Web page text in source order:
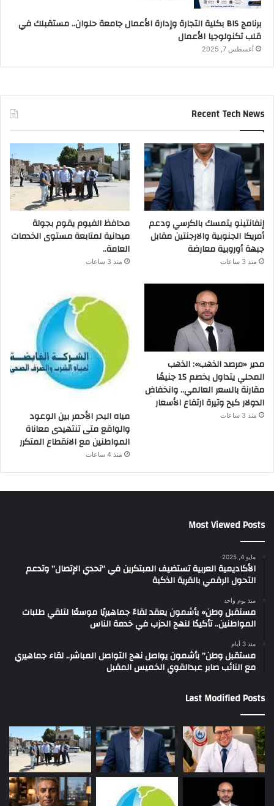
برنامج BIS بكلية التجارة وإدارة الأعمال جامعة حلوان.. مستقبلك في
قلب تكنولوجيا الأعمال
أغسطس 7, 2025
Recent Tech News
إنفانتينو يتمسك بالكرسي ودعم
أمريكا الجنوبية والارجنتين مقابل
جبهة أوروبية معارضة
منذ 3 ساعات
محافظ الفيوم يقوم بجولة
ميدانية لمتابعة مستوى الخدمات
العامة..
منذ 3 ساعات
مدير «مرصد الذهب»: الذهب
المحلي يتداول بخصم 15 جنيهًا
مقارنة بالسعر العالمي.. وانخفاض
الدولار كبح وتيرة ارتفاع الأسعار
منذ 3 ساعات
مياه البحر الأحمر بين الوعود
والواقع متى تنتهيدى معاناة
المواطنين مع الانقطاع المتكرر
منذ 4 ساعات
Most Viewed Posts
مايو 4, 2025
الأكاديمية العربية تستضيف المبتكرين في “تحدي الإتصال” وتدعم
التحول الرقمي بالقرية الذكية
منذ يوم واحد
مستقبل وطن» بأشمون يعقد لقاءً جماهيريًا موسعًا لتلقي طلبات
المواطنين.. تأكيدًا لنهج الحزب في خدمة الناس
منذ 3 أيام
مستقبل وطن” بأشمون يواصل نهج التواصل المباشر.. لقاء جماهيري
مع النائب صابر عبدالقوي الخميس المقبل
Last Modified Posts